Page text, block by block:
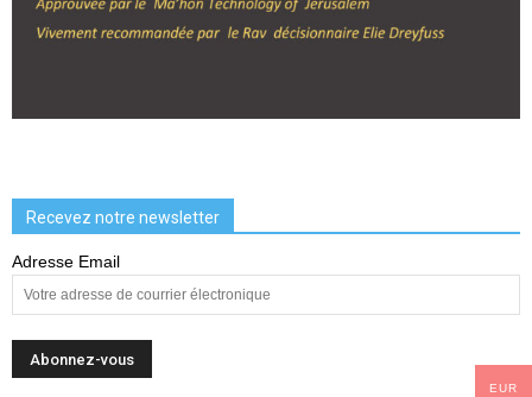
Recevez notre newsletter
Adresse Email
EUR